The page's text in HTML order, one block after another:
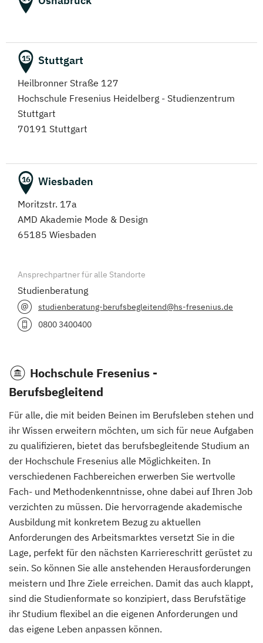
15 Stuttgart
Heilbronner Straße 127
Hochschule Fresenius Heidelberg - Studienzentrum
Stuttgart
70191 Stuttgart
16 Wiesbaden
Moritzstr. 17a
AMD Akademie Mode & Design
65185 Wiesbaden
Ansprechpartner für alle Standorte
Studienberatung
studienberatung-berufsbegleitend@hs-fresenius.de
0800 3400400
Hochschule Fresenius -
Berufsbegleitend
Für alle, die mit beiden Beinen im Berufsleben stehen und
ihr Wissen erweitern möchten, um sich für neue Aufgaben
zu qualifizieren, bietet das berufsbegleitende Studium an
der Hochschule Fresenius alle Möglichkeiten. In
verschiedenen Fachbereichen erwerben Sie wertvolle
Fach- und Methodenkenntnisse, ohne dabei auf Ihren Job
verzichten zu müssen. Die hervorragende akademische
Ausbildung mit konkretem Bezug zu aktuellen
Anforderungen des Arbeitsmarktes versetzt Sie in die
Lage, perfekt für den nächsten Karriereschritt gerüstet zu
sein. So können Sie alle anstehenden Herausforderungen
meistern und Ihre Ziele erreichen. Damit das auch klappt,
sind die Studienformate so konzipiert, dass Berufstätige
ihr Studium flexibel an die eigenen Anforderungen und
das eigene Leben anpassen können.